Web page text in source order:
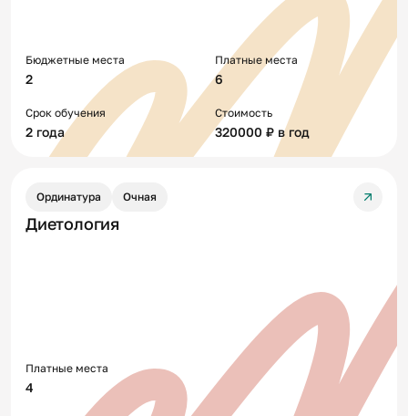
Бюджетные места
2
Платные места
6
Срок обучения
2 года
Стоимость
320000 ₽ в год
Ординатура Очная
Диетология
Платные места
4